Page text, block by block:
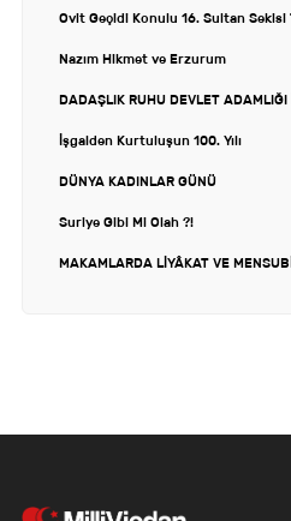
Ovit Geçidi Konulu 16. Sultan Sekisi
Nazım Hikmet ve Erzurum
DADAŞLIK RUHU DEVLET ADAMLIĞI
İşgalden Kurtuluşun 100. Yılı
DÜNYA KADINLAR GÜNÜ
Suriye Gibi Mi Olah ?!
MAKAMLARDA LİYÂKAT VE